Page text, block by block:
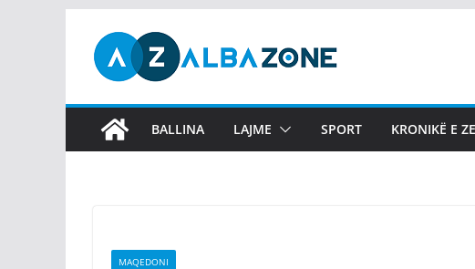
content
BALLINA LAJME SPORT KRONIKË E
MAQEDONI